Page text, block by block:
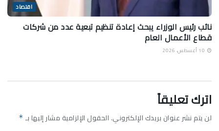
اقتصاد
نائب رئيس الوزراء يبحث إعادة تنظيم تبعية عدد من شركات
قطاع الأعمال العام
اترك تعليقاً
لن يتم نشر عنوان بريدك الإلكتروني.الحقول الإلزامية مشار إليها بـ *